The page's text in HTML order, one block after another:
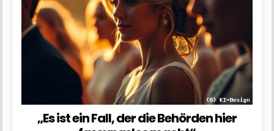
„Es ist ein Fall, der die Behörden hier